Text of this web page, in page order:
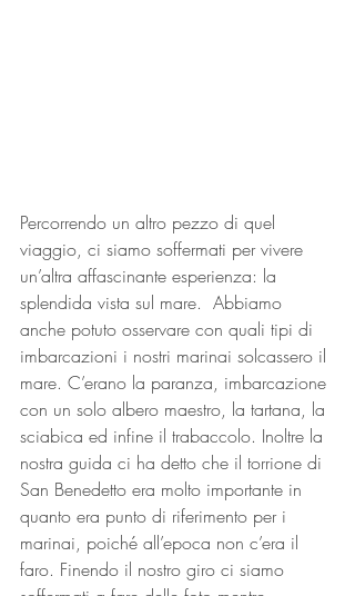
Percorrendo un altro pezzo di quel
viaggio, ci siamo soffermati per vivere
un’altra affascinante esperienza: la
splendida vista sul mare.  Abbiamo
anche potuto osservare con quali tipi di
imbarcazioni i nostri marinai solcassero il
mare. C’erano la paranza, imbarcazione
con un solo albero maestro, la tartana, la
sciabica ed infine il trabaccolo. Inoltre la
nostra guida ci ha detto che il torrione di
San Benedetto era molto importante in
quanto era punto di riferimento per i
marinai, poiché all’epoca non c’era il
faro. Finendo il nostro giro ci siamo